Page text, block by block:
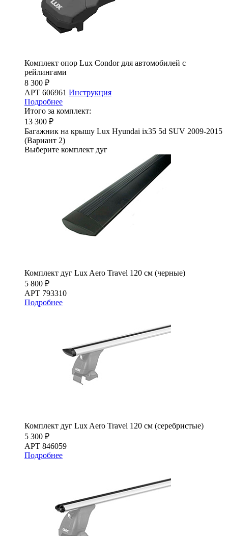
Комплект опор Lux Condor для автомобилей с
рейлингами
8 300 ₽
АРТ 606961 Инструкция
Подробнее
Итого за комплект:
13 300 ₽
Багажник на крышу Lux Hyundai ix35 5d SUV 2009-2015
(Вариант 2)
Выберите комплект дуг
Комплект дуг Lux Aero Travel 120 см (черные)
5 800 ₽
АРТ 793310
Подробнее
Комплект дуг Lux Aero Travel 120 см (серебристые)
5 300 ₽
АРТ 846059
Подробнее